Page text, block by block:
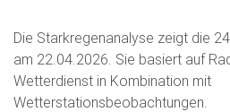
Die Starkregenanalyse zeigt die
am 22.04.2026. Sie basiert auf
Wetterdienst in Kombination mit
Wetterstationsbeobachtungen.